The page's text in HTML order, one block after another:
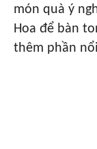
món quà ý
Hoa để bàn
thêm phần